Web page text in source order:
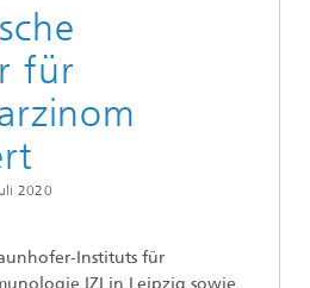
für
2020
Instituts für
IZI in Leipzig sowie